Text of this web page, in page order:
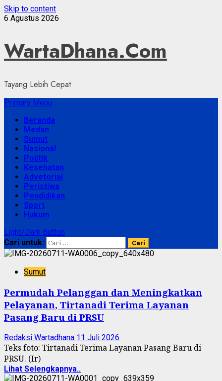
Skip to content
6 Agustus 2026
WartaDhana.Com
Tayang Lebih Cepat
Primary Menu
Beranda
Medan
Sumut
Nasional
Politik
Kesehatan
Advetorial
Peristiwa
Pendidikan
Sport
Hukum
Light/Dark Button
Cari untuk:
Sumut
Permudah Pelanggan dan Meningkatkan
Pelayanan, Tirtanadi Terima Layanan
Pasang Baru di PRSU
Redaksi Wartadhana 11 Juli 2026
Teks foto: Tirtanadi Terima Layanan Pasang Baru di
PRSU. (Ir)
Lihat Selengkapnya..